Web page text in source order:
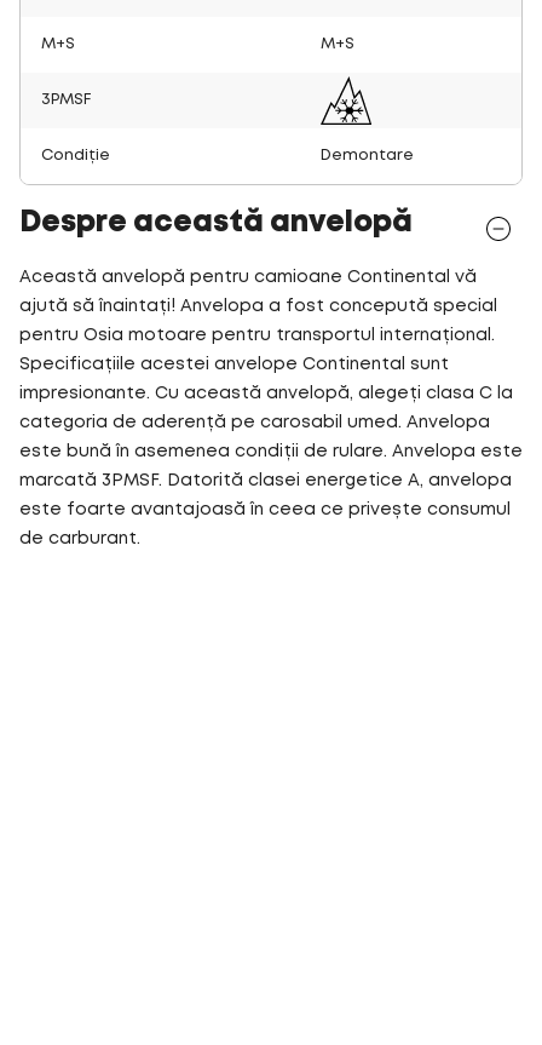
M+S M+S
3PMSF
Condiție Demontare
Despre această anvelopă
Această anvelopă pentru camioane Continental vă
ajută să înaintați! Anvelopa a fost concepută special
pentru Osia motoare pentru transportul internațional.
Specificațiile acestei anvelope Continental sunt
impresionante. Cu această anvelopă, alegeți clasa C la
categoria de aderență pe carosabil umed. Anvelopa
este bună în asemenea condiții de rulare. Anvelopa este
marcată 3PMSF. Datorită clasei energetice A, anvelopa
este foarte avantajoasă în ceea ce privește consumul
de carburant.